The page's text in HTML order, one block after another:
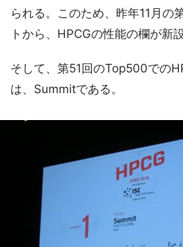
られる。このため、昨年11月の
トから、HPCGの性能の欄が新
そして、第51回のTop500での
は、Summitである。